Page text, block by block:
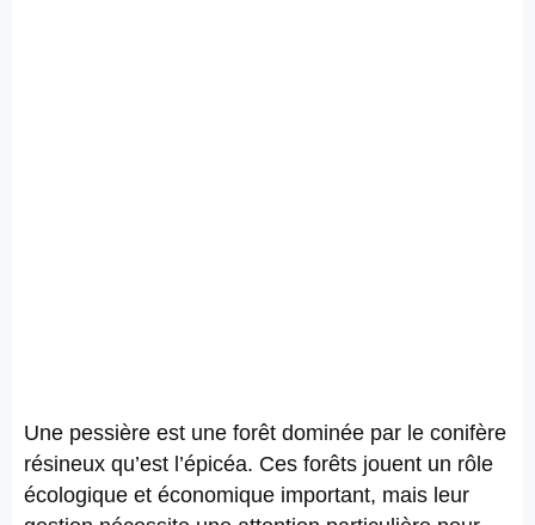
Une pessière est une forêt dominée par le conifère
résineux qu’est l’épicéa. Ces forêts jouent un rôle
écologique et économique important, mais leur